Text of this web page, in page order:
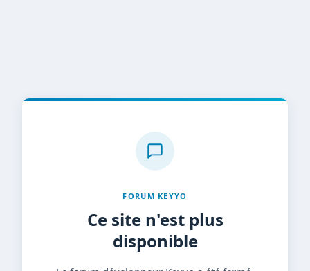
FORUM KEYYO
Ce site n'est plus
disponible